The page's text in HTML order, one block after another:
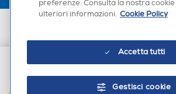
n. 13337170156. Codice intermediario SDI:
agli Artt. 45 e ss del Codice del Consumo in tema
preferenze. Consulta la nostra
ulteriori informazioni. Cookie Policy
Accetta tutti
Gestisci cookie